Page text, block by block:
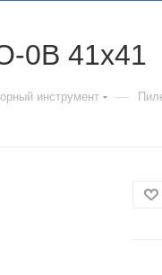
0B 41x41
инструмент —